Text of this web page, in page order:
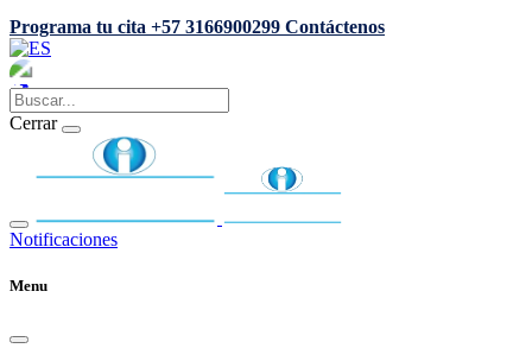
Programa tu cita +57 3166900299 Contáctenos
Cerrar
Notificaciones
Menu